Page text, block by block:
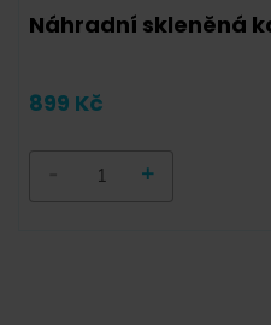
Náhradní skleněná
899 Kč
+